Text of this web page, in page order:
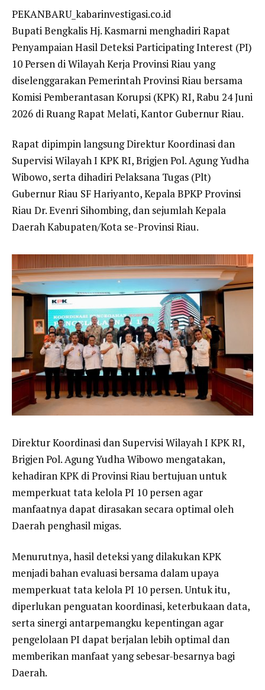
PEKANBARU_kabarinvestigasi.co.id
Bupati Bengkalis Hj. Kasmarni menghadiri Rapat
Penyampaian Hasil Deteksi Participating Interest (PI)
10 Persen di Wilayah Kerja Provinsi Riau yang
diselenggarakan Pemerintah Provinsi Riau bersama
Komisi Pemberantasan Korupsi (KPK) RI, Rabu 24 Juni
2026 di Ruang Rapat Melati, Kantor Gubernur Riau.
Rapat dipimpin langsung Direktur Koordinasi dan
Supervisi Wilayah I KPK RI, Brigjen Pol. Agung Yudha
Wibowo, serta dihadiri Pelaksana Tugas (Plt)
Gubernur Riau SF Hariyanto, Kepala BPKP Provinsi
Riau Dr. Evenri Sihombing, dan sejumlah Kepala
Daerah Kabupaten/Kota se-Provinsi Riau.
Direktur Koordinasi dan Supervisi Wilayah I KPK RI,
Brigjen Pol. Agung Yudha Wibowo mengatakan,
kehadiran KPK di Provinsi Riau bertujuan untuk
memperkuat tata kelola PI 10 persen agar
manfaatnya dapat dirasakan secara optimal oleh
Daerah penghasil migas.
Menurutnya, hasil deteksi yang dilakukan KPK
menjadi bahan evaluasi bersama dalam upaya
memperkuat tata kelola PI 10 persen. Untuk itu,
diperlukan penguatan koordinasi, keterbukaan data,
serta sinergi antarpemangku kepentingan agar
pengelolaan PI dapat berjalan lebih optimal dan
memberikan manfaat yang sebesar-besarnya bagi
Daerah.